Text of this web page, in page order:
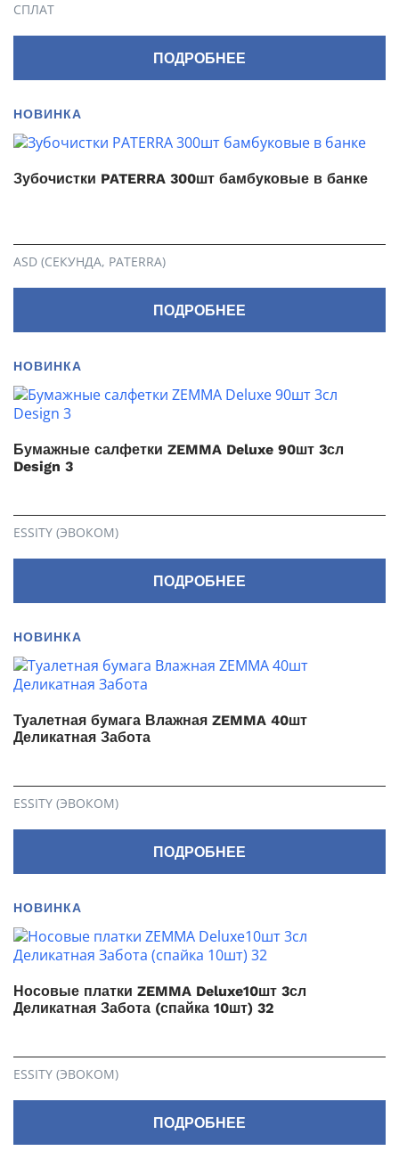
СПЛАТ
ПОДРОБНЕЕ
НОВИНКА
Зубочистки PATERRA 300шт бамбуковые в банке
ASD (СЕКУНДА, PATERRA)
ПОДРОБНЕЕ
НОВИНКА
Бумажные салфетки ZEMMA Deluxe 90шт 3сл
Design 3
ESSITY (ЭВОКОМ)
ПОДРОБНЕЕ
НОВИНКА
Туалетная бумага Влажная ZEMMA 40шт
Деликатная Забота
ESSITY (ЭВОКОМ)
ПОДРОБНЕЕ
НОВИНКА
Носовые платки ZEMMA Deluxe10шт 3сл
Деликатная Забота (спайка 10шт) 32
ESSITY (ЭВОКОМ)
ПОДРОБНЕЕ